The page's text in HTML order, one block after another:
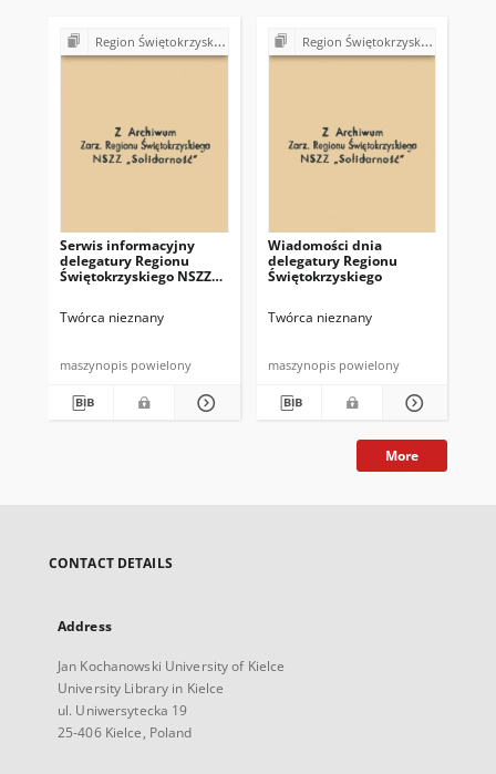
Region Świętokrzyski NSZZ "Solidarność". Delegatura Starachowice
Serwis informacyjny
delegatury Regionu
Świętokrzyskiego NSZZ
Twórca nieznany
maszynopis powielony
Region Świętokrzyski NSZZ "Solidarność". Delegatura Starachowice
Wiadomości dnia
delegatury Regionu
Świętokrzyskiego
Twórca nieznany
maszynopis powielony
More
CONTACT DETAILS
Address
Jan Kochanowski University of Kielce
University Library in Kielce
ul. Uniwersytecka 19
25-406 Kielce, Poland